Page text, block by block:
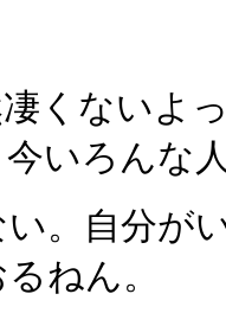
くないよ
いろんな
。自分が
ねん。